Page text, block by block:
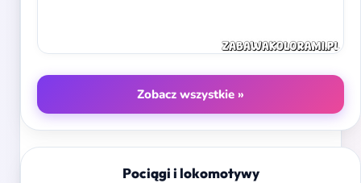
Zobacz wszystkie »
Pociągi i lokomotywy